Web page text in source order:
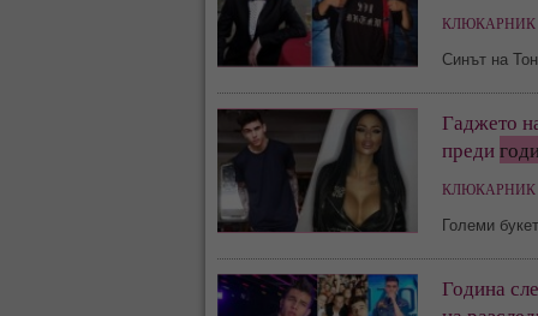
КЛЮКАРНИК
Синът на
Гаджето
преди
КЛЮКАРНИК
Големи
Година